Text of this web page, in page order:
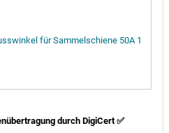
für Sammelschiene 50A 1
durch DigiCert ✅